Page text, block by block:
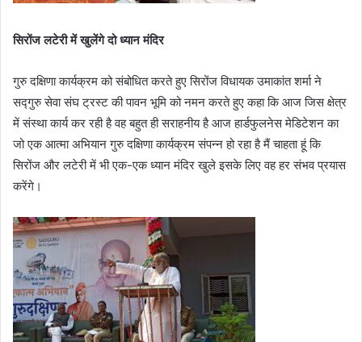
सिरोंज लटेरी में खुलेंगे दो ध्यान मंदिर
गुरु दक्षिणा कार्यक्रम को संबोधित करते हुए सिरोंज विधायक उमाकांत शर्मा ने
सद्गुरु सेवा संघ ट्रस्ट की पावन भूमि को नमन करते हुए कहा कि आज जिस क्षेत्र
में संस्था कार्य कर रही है वह बहुत ही सराहनीय है आज हार्डफुलनेस मेडिटेशन का
जो एक आत्मा अभियान गुरु दक्षिणा कार्यक्रम संपन्न हो रहा है मैं चाहता हूं कि
सिरोंज और लटेरी में भी एक-एक ध्यान मंदिर खुले इसके लिए वह हर संभव प्रयास
करेंगे।